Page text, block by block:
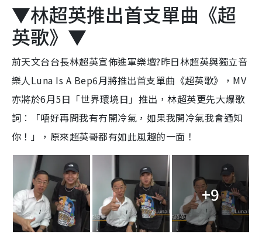
▼林超英推出首支單曲《超
英歌》▼
前天文台台長林超英宣佈進軍樂壇?昨日林超英與獨立音
樂人Luna Is A Bep6月將推出首支單曲《超英歌》，MV
亦將於6月5日「世界環境日」推出，林超英更先大爆歌
詞︰「唔好再問我有冇開冷氣，如果我開冷氣我會通知
你！」，原來超英哥都有如此風趣的一面！
+9